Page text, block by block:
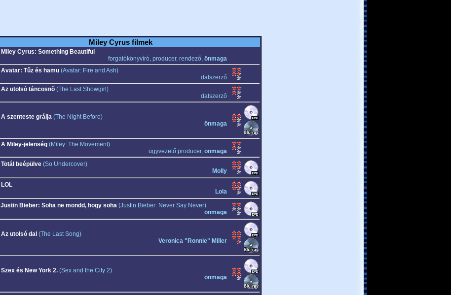
Miley Cyrus filmek
Miley Cyrus: Something Beautiful
forgatókönyvíró, producer, rendező, önmaga
Avatar: Tűz és hamu(Avatar: Fire and Ash)
dalszerző
Az utolsó táncosnő(The Last Showgirl)
dalszerző
A szenteste grálja(The Night Before)
önmaga
A Miley-jelenség(Miley: The Movement)
ügyvezető producer, önmaga
Totál beépülve(So Undercover)
Molly
LOL
Lola
Justin Bieber: Soha ne mondd, hogy soha(Justin Bieber: Never Say Never)
önmaga
Az utolsó dal (The Last Song)
Veronica "Ronnie" Miller
Szex és New York 2.(Sex and the City 2)
önmaga